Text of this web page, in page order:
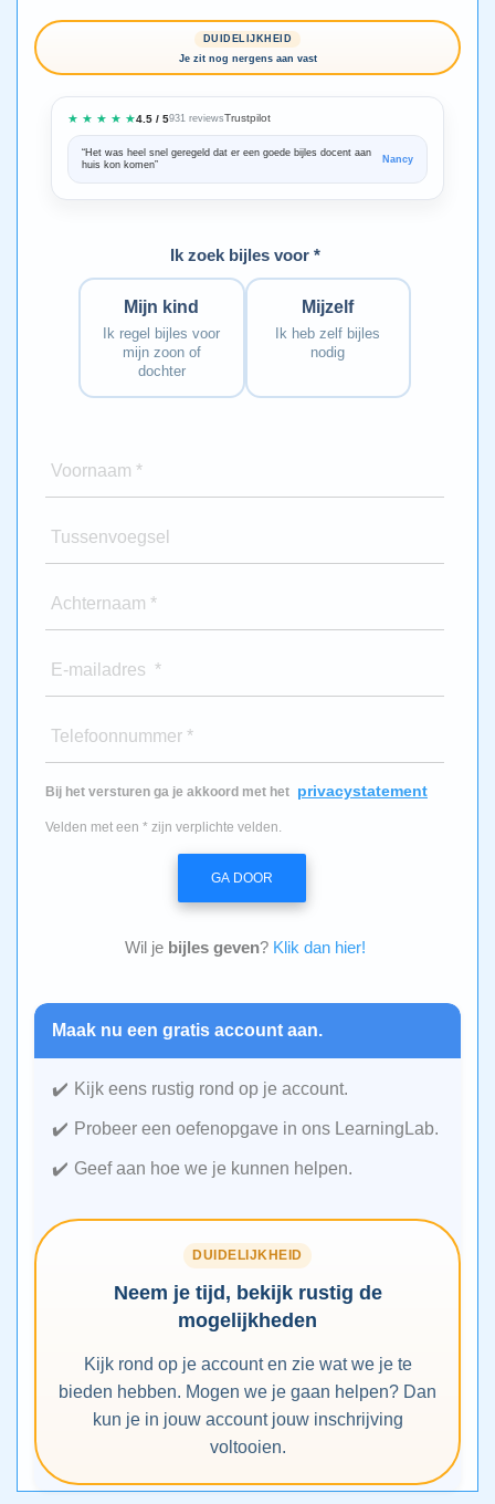
DUIDELIJKHEID
Je zit nog nergens aan vast
★ ★ ★ ★ ★4.5 / 5931 reviewsTrustpilot
“Het was heel snel geregeld dat er een goede bijles docent aan
huis kon komen”
Nancy
Ik zoek bijles voor *
Mijn kind
Ik regel bijles voor
mijn zoon of
dochter
Mijzelf
Ik heb zelf bijles
nodig
Voornaam *
Tussenvoegsel
Achternaam *
E-mailadres *
Telefoonnummer *
Bij het versturen ga je akkoord met het privacystatement
Velden met een * zijn verplichte velden.
GA DOOR
Wil je bijles geven? Klik dan hier!
Maak nu een gratis account aan.
Kijk eens rustig rond op je account.
Probeer een oefenopgave in ons LearningLab.
Geef aan hoe we je kunnen helpen.
DUIDELIJKHEID
Neem je tijd, bekijk rustig de
mogelijkheden
Kijk rond op je account en zie wat we je te
bieden hebben. Mogen we je gaan helpen? Dan
kun je in jouw account jouw inschrijving
voltooien.